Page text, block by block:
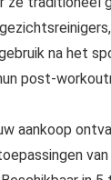
na het
post-
aankoop